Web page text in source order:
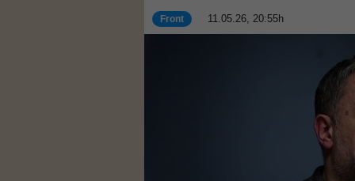
Front 11.05.26, 20:55h